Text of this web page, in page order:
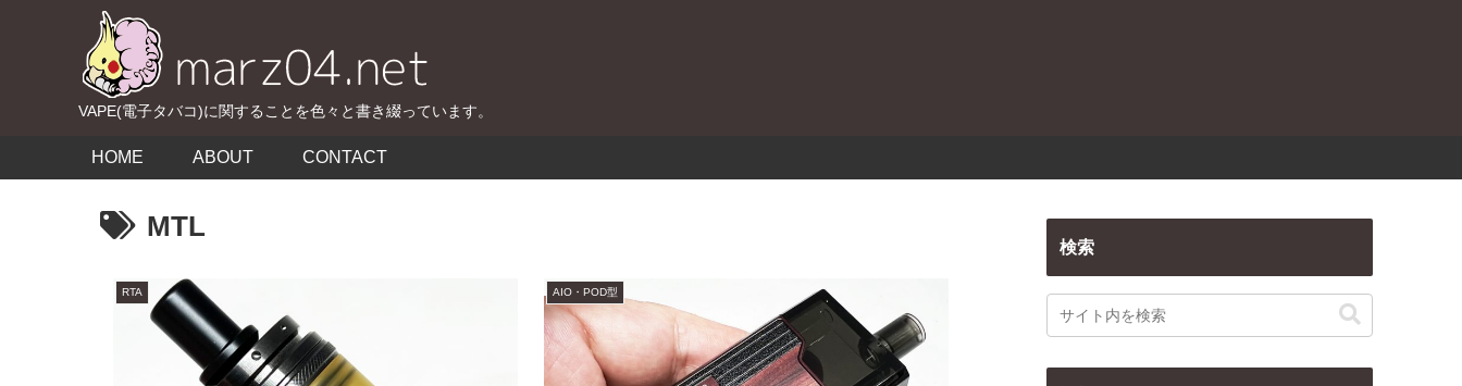
VAPE(電子タバコ)に関することを色々と書き綴っています。
HOME ABOUT CONTACT
MTL
RTA AIO・POD型
検索